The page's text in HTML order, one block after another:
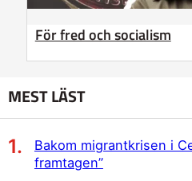
För fred och socialism
MEST LÄST
Bakom migrantkrisen i
framtagen”